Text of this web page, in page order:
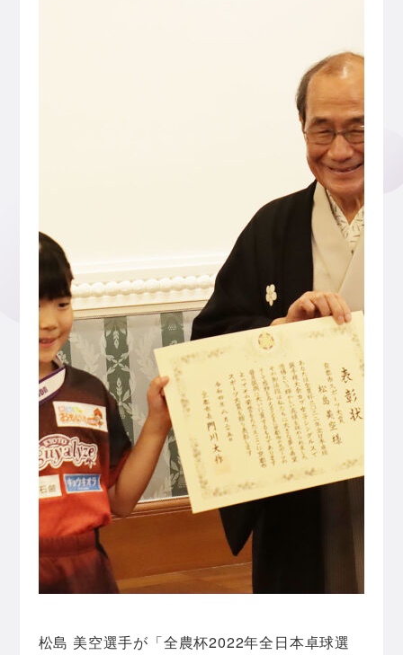
松島 美空選手が「全農杯2022年全日本卓球選